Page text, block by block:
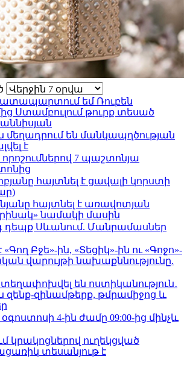
եմ Ռուբեն
Ստամբուլում թուրք տեսած
մեղադրում են մանկապղծության
է
7 պաշտոնյա
հայտնել է ցավալի կորստի
հայտնել է առավոտյան
նամակի մասին
Սևանում. Մանրամասներ
Բջե»-ին, «Տեցիկ»-ին ու «Գոջո»-
վարույթի նախաքննությունը.
տեղափոխվել են ոստիկանություն․
զենք-զինամթերք, թմրամիջոց և
օգոստոսի 4-ին ժամը 09:00-ից մինչև
կրակոցներով ուղեկցված
տեսանյութ է